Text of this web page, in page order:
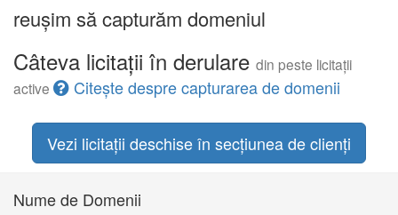
reușim să capturăm domeniul
Câteva licitații în derulare din peste licitații
active
Citește despre capturarea de domenii
Vezi licitații deschise în secțiunea de clienți
Nume de Domenii